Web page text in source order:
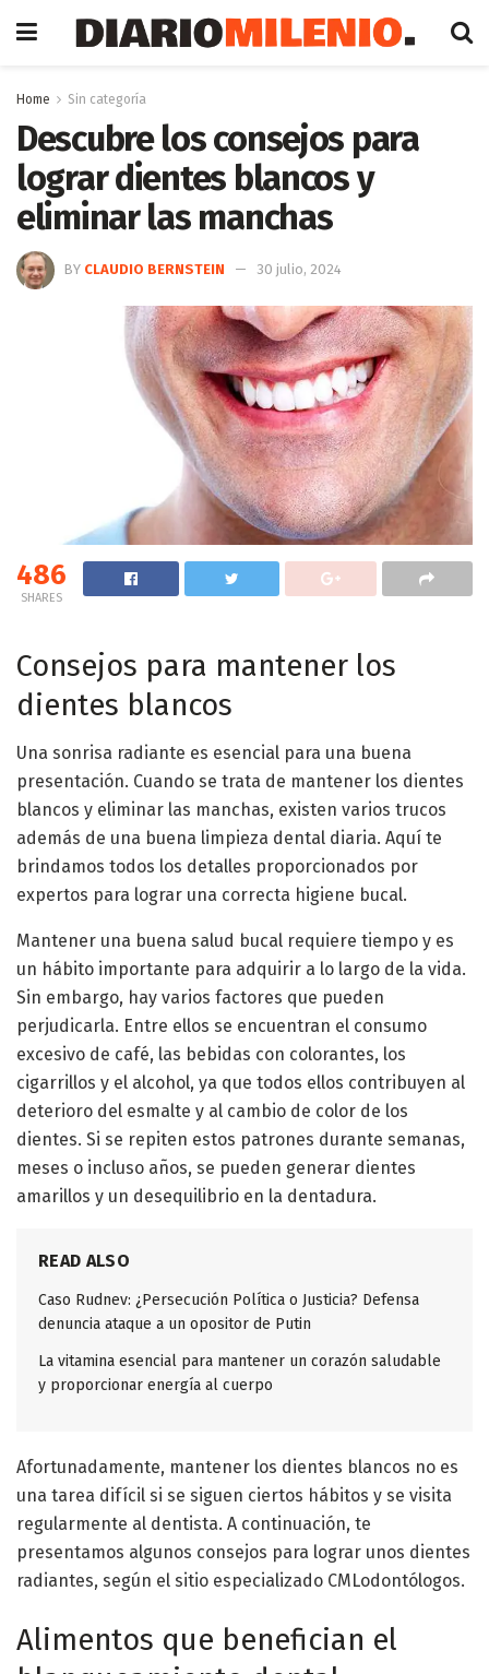
Home Sin categoría
Descubre los consejos para
lograr dientes blancos y
eliminar las manchas
BY CLAUDIO BERNSTEIN 30 julio, 2024
486
SHARES
Consejos para mantener los
dientes blancos
Una sonrisa radiante es esencial para una buena
presentación. Cuando se trata de mantener los dientes
blancos y eliminar las manchas, existen varios trucos
además de una buena limpieza dental diaria. Aquí te
brindamos todos los detalles proporcionados por
expertos para lograr una correcta higiene bucal.
Mantener una buena salud bucal requiere tiempo y es
un hábito importante para adquirir a lo largo de la vida.
Sin embargo, hay varios factores que pueden
perjudicarla. Entre ellos se encuentran el consumo
excesivo de café, las bebidas con colorantes, los
cigarrillos y el alcohol, ya que todos ellos contribuyen al
deterioro del esmalte y al cambio de color de los
dientes. Si se repiten estos patrones durante semanas,
meses o incluso años, se pueden generar dientes
amarillos y un desequilibrio en la dentadura.
READ ALSO
Caso Rudnev: ¿Persecución Política o Justicia? Defensa
denuncia ataque a un opositor de Putin
La vitamina esencial para mantener un corazón saludable
y proporcionar energía al cuerpo
Afortunadamente, mantener los dientes blancos no es
una tarea difícil si se siguen ciertos hábitos y se visita
regularmente al dentista. A continuación, te
presentamos algunos consejos para lograr unos dientes
radiantes, según el sitio especializado CMLodontólogos.
Alimentos que benefician el